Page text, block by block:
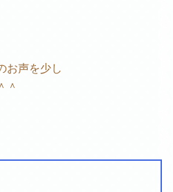
お声を少し
＾